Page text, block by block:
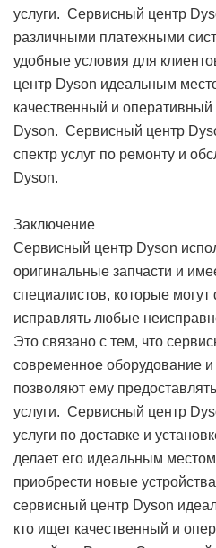
услуги. Сервисный центр
различными платежными
удобные условия для
центр Dyson идеальным
качественный и оперативный
Dyson. Сервисный центр
спектр услуг по ремонту и
Dyson.
Заключение
Сервисный центр Dyson
оригинальные запчасти и
специалистов, которые могут
исправлять любые
Это связано с тем, что
современное оборудование и
позволяют ему
услуги. Сервисный центр
услуги по доставке и
делает его идеальным местом
приобрести новые
сервисный центр Dyson
кто ищет качественный и